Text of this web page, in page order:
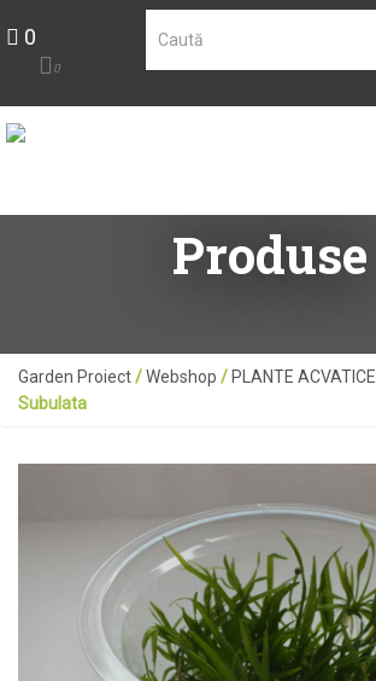
0
0
Produse
Garden Proiect/Webshop / PLANTE ACVATICE
Subulata